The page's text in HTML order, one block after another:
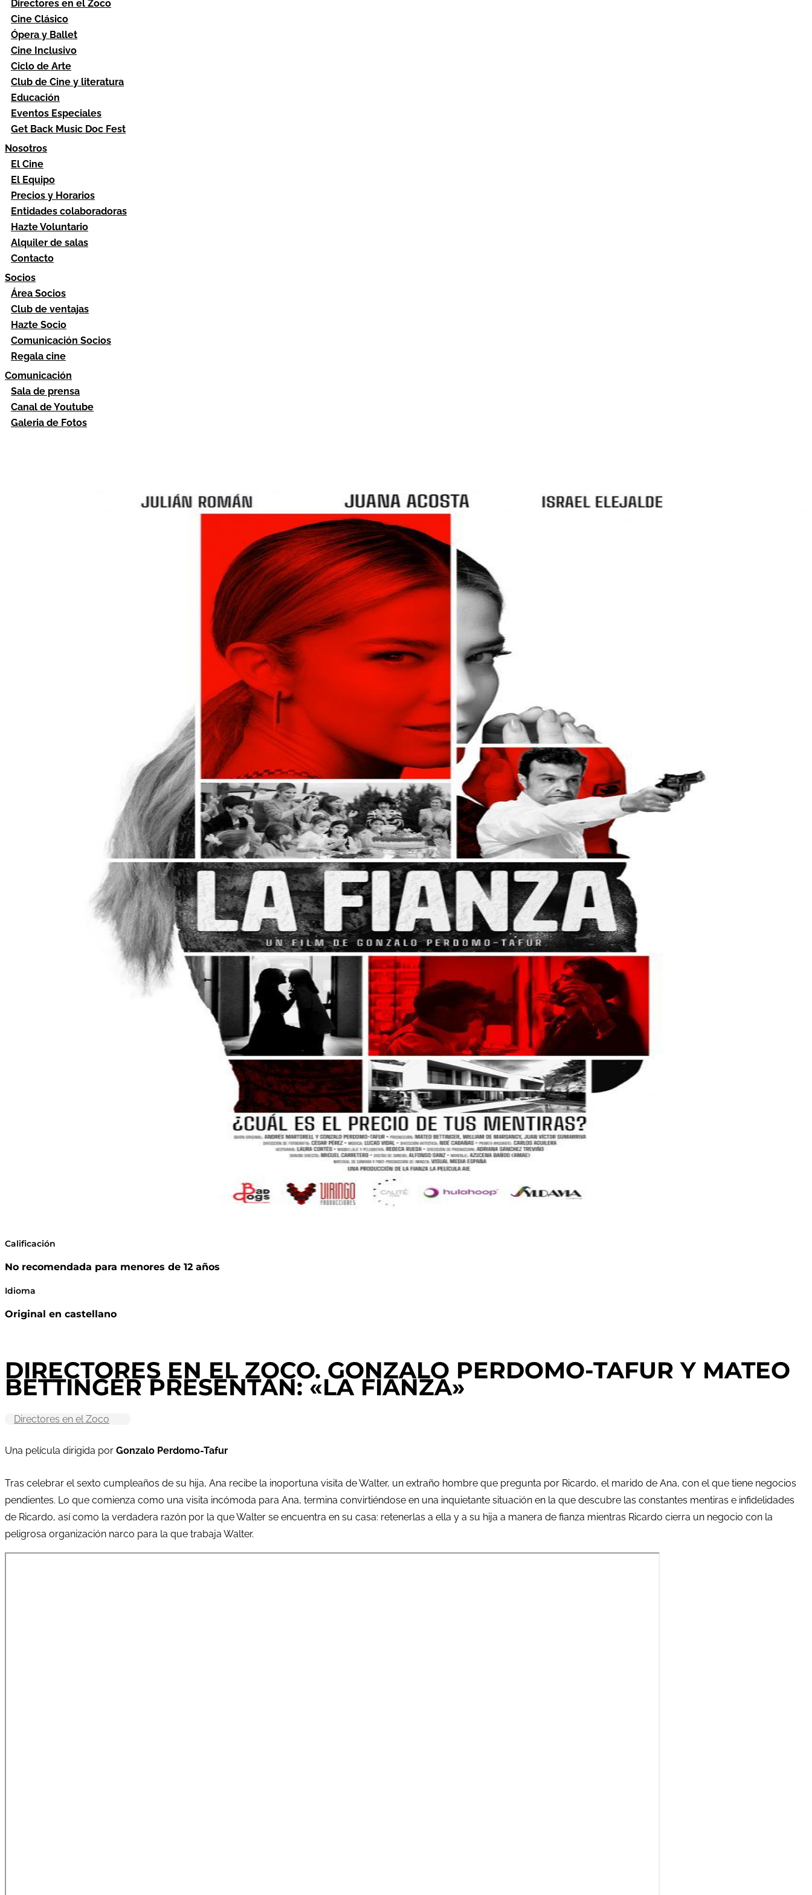
Directores en el Zoco
Cine Clásico
Ópera y Ballet
Cine Inclusivo
Ciclo de Arte
Club de Cine y literatura
Educación
Eventos Especiales
Get Back Music Doc Fest
Nosotros
El Cine
El Equipo
Precios y Horarios
Entidades colaboradoras
Hazte Voluntario
Alquiler de salas
Contacto
Socios
Área Socios
Club de ventajas
Hazte Socio
Comunicación Socios
Regala cine
Comunicación
Sala de prensa
Canal de Youtube
Galeria de Fotos
Calificación
No recomendada para menores de 12 años
Idioma
Original en castellano
DIRECTORES EN EL ZOCO. GONZALO PERDOMO-TAFUR Y MATEO
BETTINGER PRESENTAN: «LA FIANZA»
Directores en el Zoco
Una película dirigida por Gonzalo Perdomo-Tafur
Tras celebrar el sexto cumpleaños de su hija, Ana recibe la inoportuna visita de Walter, un extraño hombre que pregunta por Ricardo, el marido de Ana, con el que tiene negocios
pendientes. Lo que comienza como una visita incómoda para Ana, termina convirtiéndose en una inquietante situación en la que descubre las constantes mentiras e infidelidades
de Ricardo, así como la verdadera razón por la que Walter se encuentra en su casa: retenerlas a ella y a su hija a manera de fianza mientras Ricardo cierra un negocio con la
peligrosa organización narco para la que trabaja Walter.